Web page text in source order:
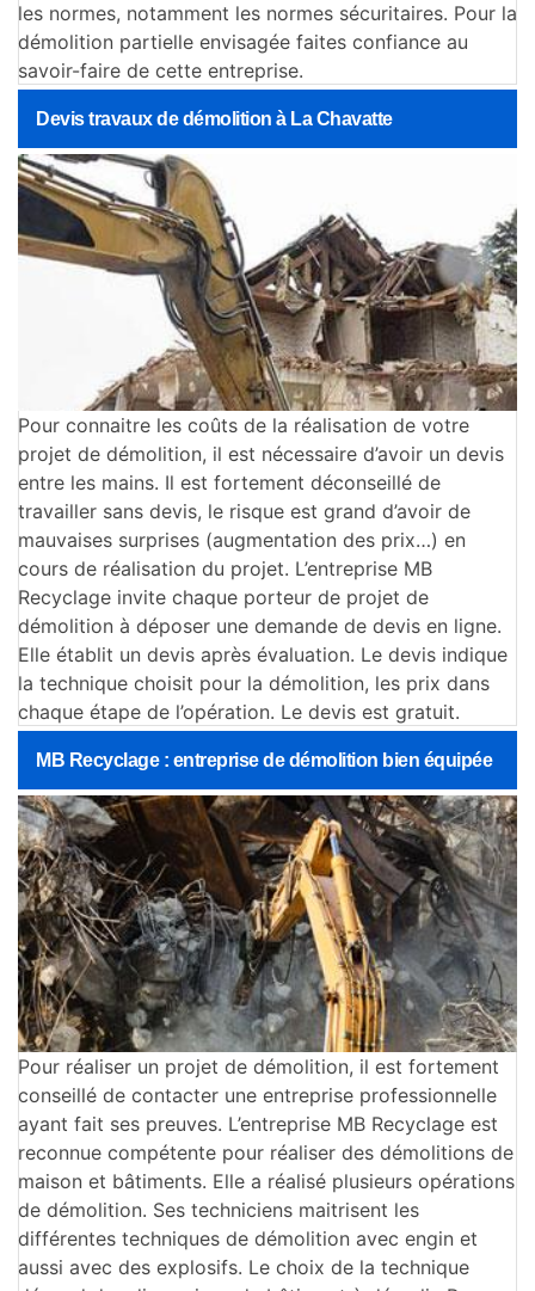
les normes, notamment les normes sécuritaires. Pour la
démolition partielle envisagée faites confiance au
savoir-faire de cette entreprise.
Devis travaux de démolition à La Chavatte
Pour connaitre les coûts de la réalisation de votre
projet de démolition, il est nécessaire d’avoir un devis
entre les mains. Il est fortement déconseillé de
travailler sans devis, le risque est grand d’avoir de
mauvaises surprises (augmentation des prix…) en
cours de réalisation du projet. L’entreprise MB
Recyclage invite chaque porteur de projet de
démolition à déposer une demande de devis en ligne.
Elle établit un devis après évaluation. Le devis indique
la technique choisit pour la démolition, les prix dans
chaque étape de l’opération. Le devis est gratuit.
MB Recyclage : entreprise de démolition bien équipée
Pour réaliser un projet de démolition, il est fortement
conseillé de contacter une entreprise professionnelle
ayant fait ses preuves. L’entreprise MB Recyclage est
reconnue compétente pour réaliser des démolitions de
maison et bâtiments. Elle a réalisé plusieurs opérations
de démolition. Ses techniciens maitrisent les
différentes techniques de démolition avec engin et
aussi avec des explosifs. Le choix de la technique